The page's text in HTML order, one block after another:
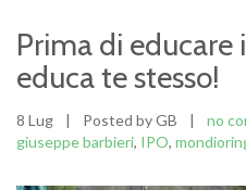
Prima di educare
educa te stesso!
8 Lug | Posted by GB | no
giuseppe barbieri, IPO,